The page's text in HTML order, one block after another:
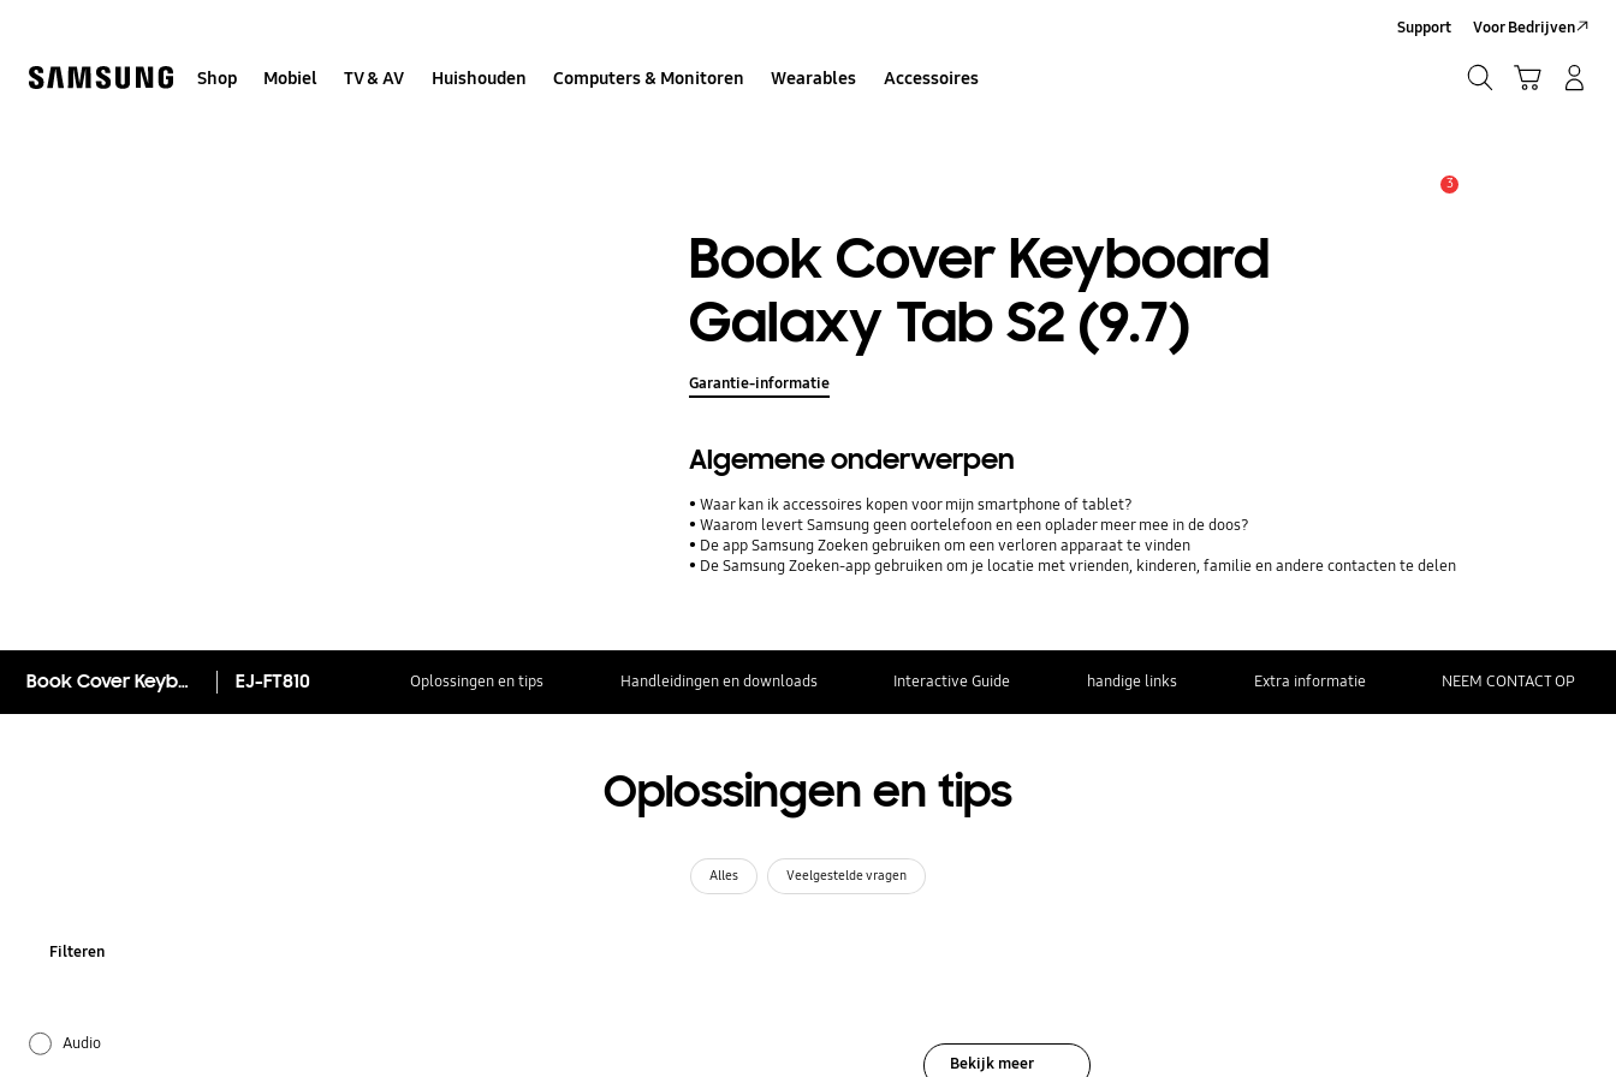
Shop Mobiel TV & AV Huishouden Computers & Monitoren Wearables Accessoires
Support Voor Bedrijven
3
Book Cover Keyboard
Galaxy Tab S2 (9.7)
Garantie-informatie
Algemene onderwerpen
Waar kan ik accessoires kopen voor mijn smartphone of tablet?
Waarom levert Samsung geen oortelefoon en een oplader meer mee in de doos?
De app Samsung Zoeken gebruiken om een verloren apparaat te vinden
De Samsung Zoeken-app gebruiken om je locatie met vrienden, kinderen, familie en andere contacten te delen
Book Cover Keyboard Galaxy Tab S2 (9.7) EJ-FT810 Oplossingen en tips Handleidingen en downloads Interactive Guide handige links Extra informatie NEEM CONTACT OP
Oplossingen en tips
Alles Veelgestelde vragen
Filteren
Audio
Bekijk meer